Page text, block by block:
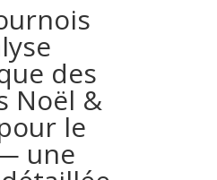
des
Noël &
le
une